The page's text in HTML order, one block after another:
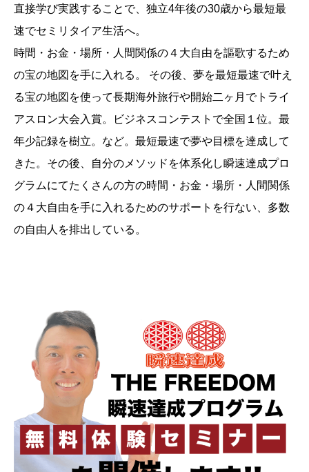
直接学び実践することで、独立4年後の30歳から最短最
速でセミリタイア生活へ。
時間・お金・場所・人間関係の４大自由を謳歌するため
の宝の地図を手に入れる。 その後、夢を最短最速で叶え
る宝の地図を使って長期海外旅行や開始二ヶ月でトライ
アスロン大会入賞。ビジネスコンテストで全国１位。最
年少記録を樹立。など。最短最速で夢や目標を達成して
きた。その後、自分のメソッドを体系化し瞬速達成プロ
グラムにてたくさんの方の時間・お金・場所・人間関係
の４大自由を手に入れるためのサポートを行ない、多数
の自由人を排出している。